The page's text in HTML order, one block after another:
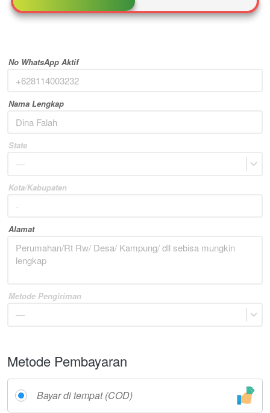
No WhatsApp Aktif
Nama Lengkap
State
—
Kota/Kabupaten
Alamat
Metode Pengiriman
—
Metode Pembayaran
Bayar di tempat (COD)